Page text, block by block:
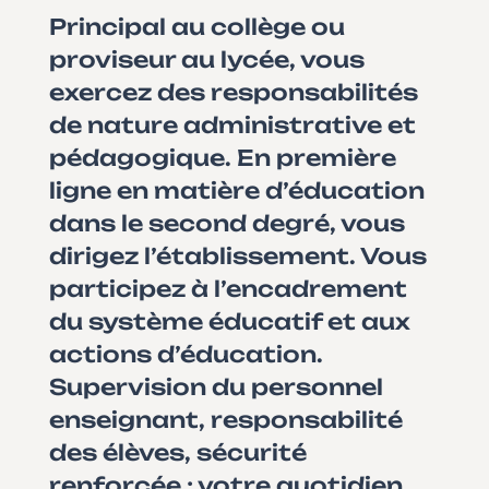
Principal au collège ou
proviseur au lycée, vous
exercez des responsabilités
de nature administrative et
pédagogique. En première
ligne en matière d’éducation
dans le second degré, vous
dirigez l’établissement. Vous
participez à l’encadrement
du système éducatif et aux
actions d’éducation.
Supervision du personnel
enseignant, responsabilité
des élèves, sécurité